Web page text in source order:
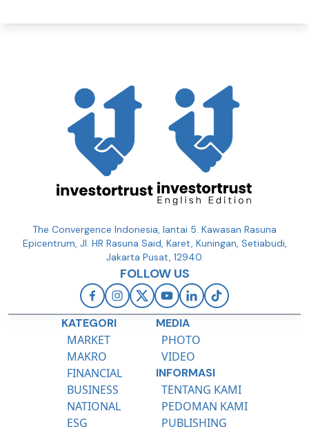
The Convergence Indonesia, lantai 5. Kawasan Rasuna
Epicentrum, Jl. HR Rasuna Said, Karet, Kuningan, Setiabudi,
Jakarta Pusat, 12940.
FOLLOW US
KATEGORI
MARKET
MAKRO
FINANCIAL
BUSINESS
NATIONAL
ESG
MEDIA
PHOTO
VIDEO
INFORMASI
TENTANG KAMI
PEDOMAN KAMI
PUBLISHING